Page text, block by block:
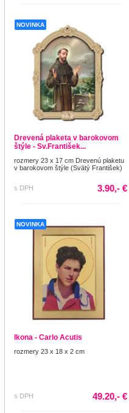
NOVINKA
Drevená plaketa v barokovom
štýle - Sv.František...
rozmery 23 x 17 cm Drevenú plaketu
v barokovom štýle (Svätý František)
s DPH 3.90,- €
NOVINKA
Ikona - Carlo Acutis
rozmery 23 x 18 x 2 cm
s DPH 49.20,- €